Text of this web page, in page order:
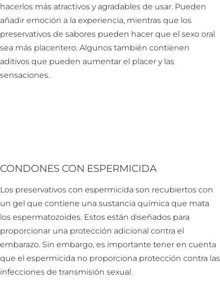
hacerlos más atractivos y agradables de usar. Pueden
añadir emoción a la experiencia, mientras que los
preservativos de sabores pueden hacer que el sexo oral
sea más placentero. Algunos también contienen
aditivos que pueden aumentar el placer y las
sensaciones.
CONDONES CON ESPERMICIDA
Los preservativos con espermicida son recubiertos con
un gel que contiene una sustancia química que mata
los espermatozoides. Estos están diseñados para
proporcionar una protección adicional contra el
embarazo. Sin embargo, es importante tener en cuenta
que el espermicida no proporciona protección contra las
infecciones de transmisión sexual.